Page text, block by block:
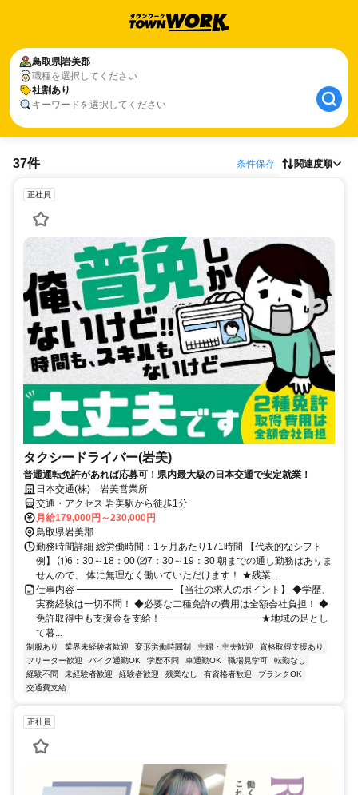
鳥取県岩美郡
職種を選択してください
社割あり
キーワードを選択してください
37件 条件保存 関連度順
正社員
タクシードライバー(岩美)
普通運転免許があれば応募可！県内最大級の日本交通で安定就業！
日本交通(株) 岩美営業所
交通・アクセス 岩美駅から徒歩1分
月給179,000円～230,000円
鳥取県岩美郡
勤務時間詳細 総労働時間：1ヶ月あたり171時間 【代表的なシフト
例】 ⑴6：30～18：00 ⑵7：30～19：30 朝までの通し勤務はありま
せんので、 体に無理なく働いていただけます！ ★残業...
仕事内容 ━━━━━━━━━━ 【当社の求人のポイント】 ◆学歴、
実務経験は一切不問！ ◆必要な二種免許の費用は全額会社負担！ ◆
免許取得中も支援金を支給！ ━━━━━━━━━━ ★地域の足とし
て暮...
制服あり 業界未経験者歓迎 変形労働時間制 主婦・主夫歓迎
資格取得支援あり
フリーター歓迎
バイク通勤OK 学歴不問 車通勤OK 職場見学可
転勤なし
経験不問
未経験者歓迎 経験者歓迎 残業なし 有資格者歓迎
ブランクOK
交通費支給
正社員